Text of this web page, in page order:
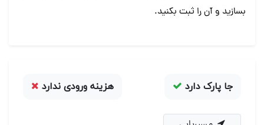
بسازید و آن را ثبت بکنید.
جا پارک دارد هزینه ورودی ندارد